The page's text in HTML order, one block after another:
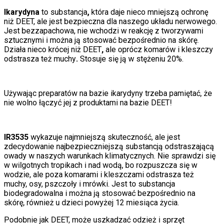
Ikarydyna to substancja, która daje nieco mniejszą ochronę
niż DEET, ale jest bezpieczna dla naszego układu nerwowego.
Jest bezzapachowa, nie wchodzi w reakcję z tworzywami
sztucznymi i można ją stosować bezpośrednio na skórę.
Działa nieco krócej niż DEET, ale oprócz komarów i kleszczy
odstrasza też muchy. Stosuje się ją w stężeniu 20%.
Używając preparatów na bazie ikarydyny trzeba pamiętać, że
nie wolno łączyć jej z produktami na bazie DEET!
IR3535 wykazuje najmniejszą skuteczność, ale jest
zdecydowanie najbezpieczniejszą substancją odstraszającą
owady w naszych warunkach klimatycznych. Nie sprawdzi się
w wilgotnych tropikach i nad wodą, bo rozpuszcza się w
wodzie, ale poza komarami i kleszczami odstrasza też
muchy, osy, pszczoły i mrówki. Jest to substancja
biodegradowalna i można ją stosować bezpośrednio na
skórę, również u dzieci powyżej 12 miesiąca życia.
Podobnie jak DEET, może uszkadzać odzież i sprzęt